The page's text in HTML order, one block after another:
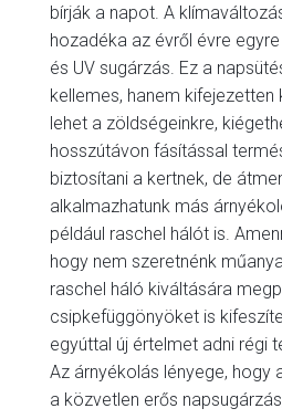
bírják a napot. A
hozadéka az évről évre
és UV sugárzás. Ez a
kellemes, hanem kifejezetten
lehet a zöldségeinkre,
hosszútávon fásítással
biztosítani a kertnek, de
alkalmazhatunk más
például raschel hálót is.
hogy nem szeretnénk
raschel háló kiváltására
csipkefüggönyöket is
egyúttal új értelmet adni régi
Az árnyékolás lényege, hogy
a közvetlen erős